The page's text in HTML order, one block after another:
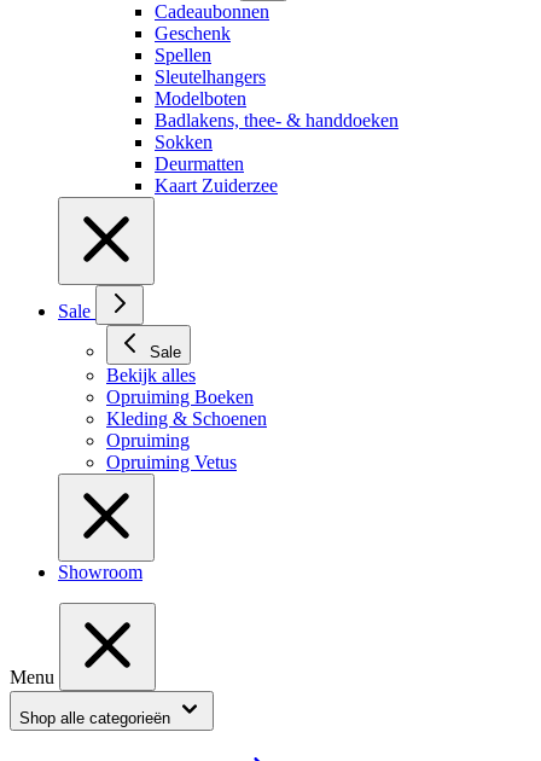
Cadeaubonnen
Geschenk
Spellen
Sleutelhangers
Modelboten
Badlakens, thee- & handdoeken
Sokken
Deurmatten
Kaart Zuiderzee
Sale
Sale
Bekijk alles
Opruiming Boeken
Kleding & Schoenen
Opruiming
Opruiming Vetus
Showroom
Menu
Shop alle categorieën